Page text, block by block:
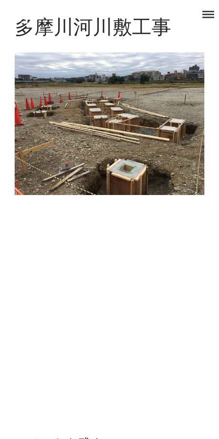
TOP
食品事業部
タノコマ
狛江を楽しもう！
多摩川河川敷工事